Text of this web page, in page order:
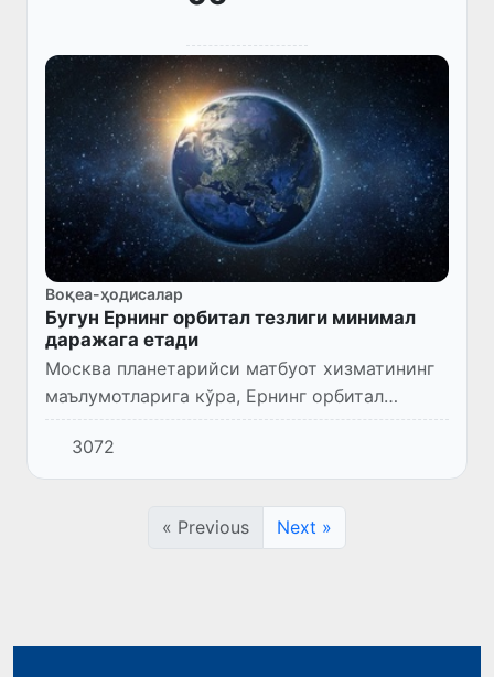
Воқеа-ҳодисалар
Бугун Ернинг орбитал тезлиги минимал
даражага етади
Москва планетарийси матбуот хизматининг
маълумотларига кўра, Ернинг орбитал
тезлиги 6 июль куни йиллик минимал
даражага тушади.
3072
« Previous Next »